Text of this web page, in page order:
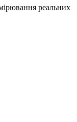
реальних